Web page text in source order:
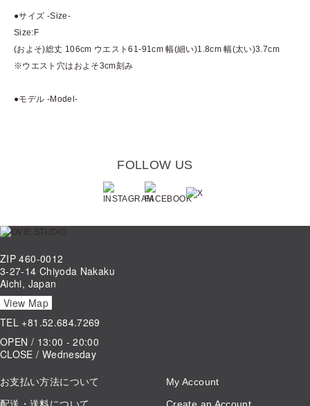
●サイズ -Size-
Size:F
(およそ)総丈 106cm ウエスト61-91cm 幅(細い)1.8cm 幅(太い)3.7cm
※ウエスト穴はおよそ3cm刻み
●モデル -Model-
FOLLOW US
ZIP 460-0012
3-27-14 Chiyoda Nakaku
Aichi, Japan
View Map
TEL +81.52.684.7269
OPEN / 13:00 - 20:00
CLOSE / Wednesday
お支払い方法について
配送・送料について
My Account
Create an Account